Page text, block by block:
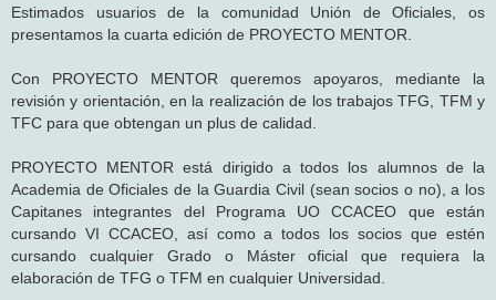
n
s
a
Estimados usuarios de la comunidad Unión de Oficiales, os
presentamos la cuarta edición de PROYECTO MENTOR.
Con PROYECTO MENTOR queremos apoyaros, mediante la
revisión y orientación, en la realización de los trabajos TFG, TFM y
TFC para que obtengan un plus de calidad.
PROYECTO MENTOR está dirigido a todos los alumnos de la
Academia de Oficiales de la Guardia Civil (sean socios o no), a los
Capitanes integrantes del Programa UO CCACEO que están
cursando VI CCACEO, así como a todos los socios que estén
cursando cualquier Grado o Máster oficial que requiera la
elaboración de TFG o TFM en cualquier Universidad.